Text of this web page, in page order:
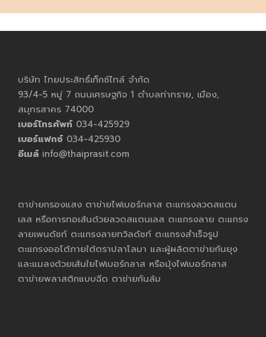
บริษัท ไทยประสิทธิ์เท็กซ์ไทล์ จำกัด
93/4-5 หมู่ 7 ถนนเศรษฐกิจ 1 ตำบลท่าทราย, เมือง,
สมุทรสาคร 74000
เบอร์โทรศัพท์ 034-425929
เบอร์แฟกซ์ 034-425930
อีเมล์ info@thaiprasit.com
ตาข่ายกรองแสง ตาข่ายไฟเบอร์กลาส ตะแกรงลวดสแตน
เลส หรือการทอเส้นด้วยลวดสแตนเลส ตะแกรงลาย ตะแกรง
ลายเพนดัชท์ ตะแกรงลายทวิลดัชท์ ตะแกรงสำเร็จรูป
ตะแกรงออโต้ภายใต้ตราปลาโลมา และผู้ผลิตตาข่ายกันยุง
และแมลงด้วยเส้นใยไฟเบอร์กลาส หรือมุ้งไฟเบอร์กลาส
ตาข่ายพลาสติกแบบฉีด ตาข่ายกันล้ม